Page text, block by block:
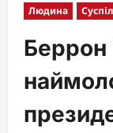
Людина